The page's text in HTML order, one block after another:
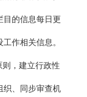
目的信息每日更
作相关信息。
则，建立行政性
织、同步审查机